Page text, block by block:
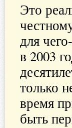
Это
для
в 2003
только
время
быть